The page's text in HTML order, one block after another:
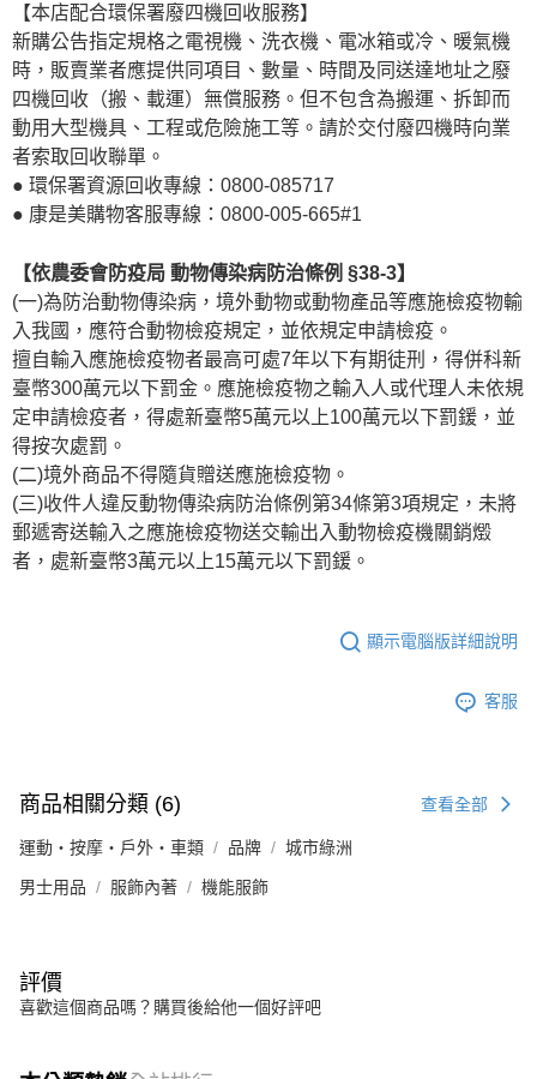
【本店配合環保署廢四機回收服務】
新購公告指定規格之電視機、洗衣機、電冰箱或冷、暖氣機
時，販賣業者應提供同項目、數量、時間及同送達地址之廢
四機回收（搬、載運）無償服務。但不包含為搬運、拆卸而
動用大型機具、工程或危險施工等。請於交付廢四機時向業
者索取回收聯單。
● 環保署資源回收專線：0800-085717
● 康是美購物客服專線：0800-005-665#1
【依農委會防疫局 動物傳染病防治條例 §38-3】
(一)為防治動物傳染病，境外動物或動物產品等應施檢疫物輸
入我國，應符合動物檢疫規定，並依規定申請檢疫。
擅自輸入應施檢疫物者最高可處7年以下有期徒刑，得併科新
臺幣300萬元以下罰金。應施檢疫物之輸入人或代理人未依規
定申請檢疫者，得處新臺幣5萬元以上100萬元以下罰鍰，並
得按次處罰。
(二)境外商品不得隨貨贈送應施檢疫物。
(三)收件人違反動物傳染病防治條例第34條第3項規定，未將
郵遞寄送輸入之應施檢疫物送交輸出入動物檢疫機關銷燬
者，處新臺幣3萬元以上15萬元以下罰鍰。
顯示電腦版詳細說明
客服
商品相關分類 (6) 查看全部
運動・按摩・戶外・車類 品牌 城市綠洲
男士用品 服飾內著 機能服飾
評價
喜歡這個商品嗎？購買後給他一個好評吧